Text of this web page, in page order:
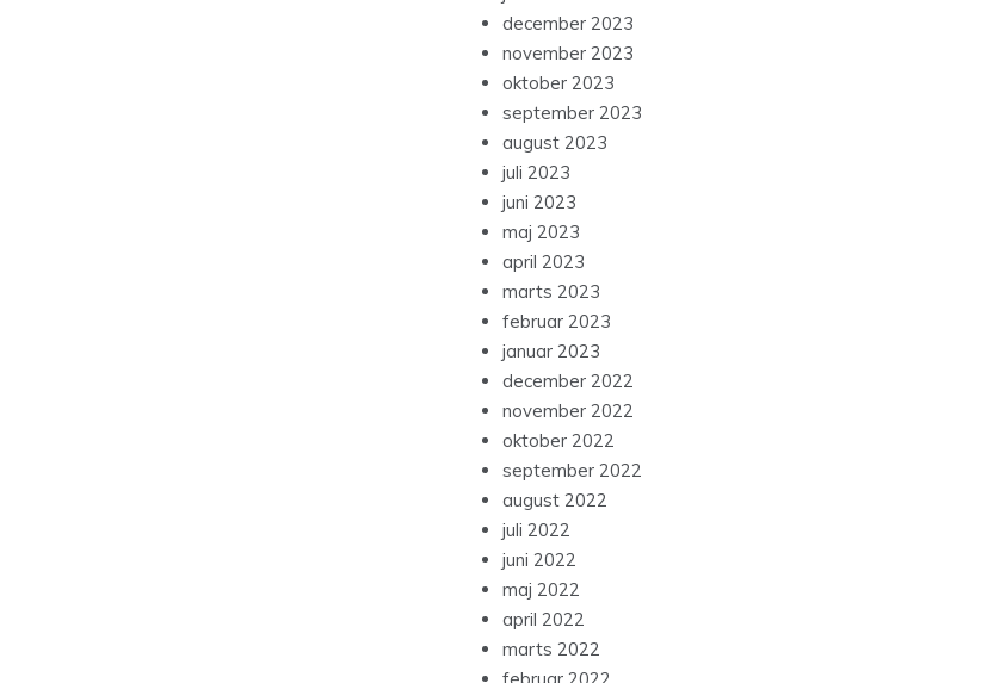
december 2023
november 2023
oktober 2023
september 2023
august 2023
juli 2023
juni 2023
maj 2023
april 2023
marts 2023
februar 2023
januar 2023
december 2022
november 2022
oktober 2022
september 2022
august 2022
juli 2022
juni 2022
maj 2022
april 2022
marts 2022